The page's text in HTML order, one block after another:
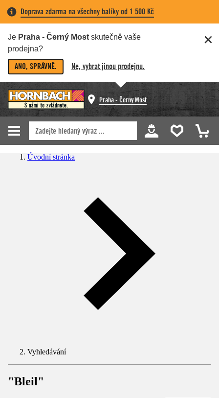
Doprava zdarma na všechny balíky od 1 500 Kč
Je Praha - Černý Most skutečně vaše
prodejna?
ANO, SPRÁVNĚ. Ne, vybrat jinou prodejnu.
Praha - Černý Most
Úvodní stránka
Vyhledávání
"Bleil"